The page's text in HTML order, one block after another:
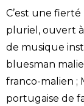
C’est une
pluriel, ouvert
de musique
bluesman
franco-malien ;
portugaise de